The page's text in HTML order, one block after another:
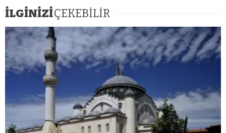
İLGİNİZİÇEKEBİLİR